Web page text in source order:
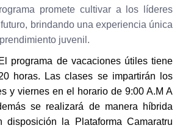
promete cultivar a los líderes
brindando una experiencia única
juvenil.
El programa de vacaciones útiles tiene
horas. Las clases se impartirán los
y viernes en el horario de 9:00 A.M A
se realizará de manera híbrida
disposición la Plataforma Camaratru